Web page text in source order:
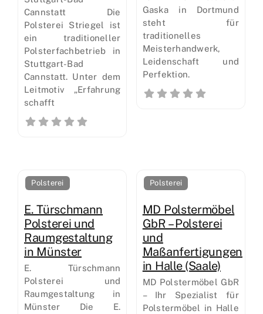
Cannstatt Die
Polsterei Striegel ist
ein traditioneller
Polsterfachbetrieb in
Stuttgart-Bad
Cannstatt. Unter dem
Leitmotiv „Erfahrung
schafft
Gaska in Dortmund
steht für
traditionelles
Meisterhandwerk,
Leidenschaft und
Perfektion.
Polsterei
E. Türschmann
Polsterei und
Raumgestaltung
in Münster
E. Türschmann
Polsterei und
Raumgestaltung in
Münster Die E.
Polsterei
MD Polstermöbel
GbR – Polsterei
und
Maßanfertigungen
in Halle (Saale)
MD Polstermöbel GbR
– Ihr Spezialist für
Polstermöbel in Halle